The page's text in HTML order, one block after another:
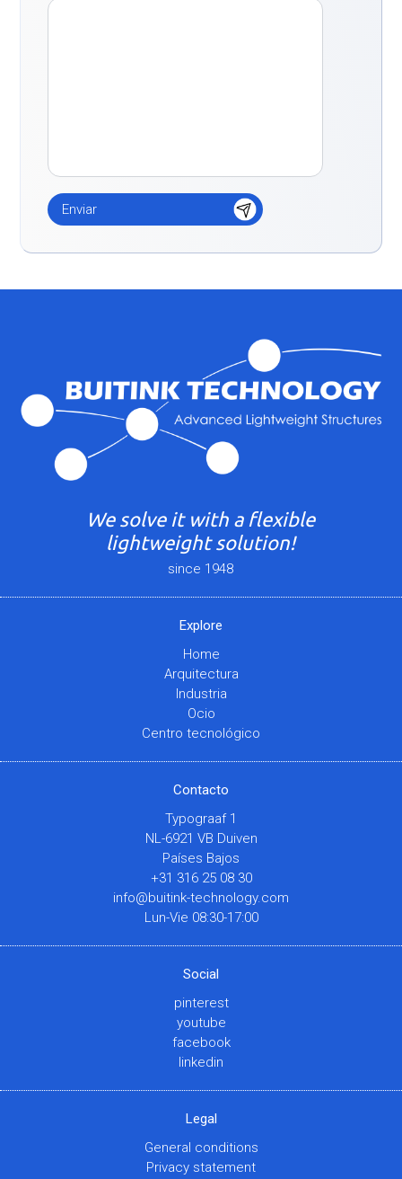
We solve it with a flexible
lightweight solution!
since 1948
Explore
Home
Arquitectura
Industria
Ocio
Centro tecnológico
Contacto
Typograaf 1
NL-6921 VB Duiven
Países Bajos
+31 316 25 08 30
info@buitink-technology.com
Lun-Vie 08:30-17:00
Social
pinterest
youtube
facebook
linkedin
Legal
General conditions
Privacy statement